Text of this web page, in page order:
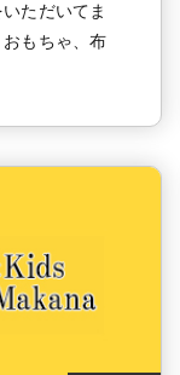
ただいてま
もちゃ、布